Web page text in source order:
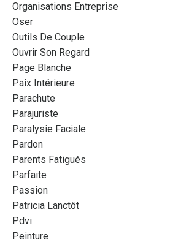
Organisations Entreprise
Oser
Outils De Couple
Ouvrir Son Regard
Page Blanche
Paix Intérieure
Parachute
Parajuriste
Paralysie Faciale
Pardon
Parents Fatigués
Parfaite
Passion
Patricia Lanctôt
Pdvi
Peinture